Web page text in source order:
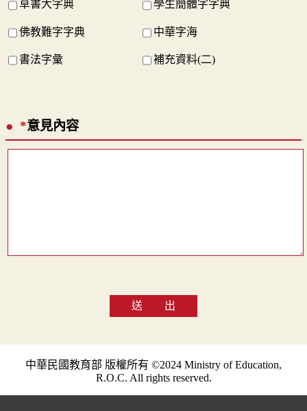
草書大字典 學生簡體字字典
佛教難字字典 中華字海
書法字彙 補充資料(二)
*意見內容
送 出
中華民國教育部 版權所有 ©2024 Ministry of Education,
R.O.C. All rights reserved.